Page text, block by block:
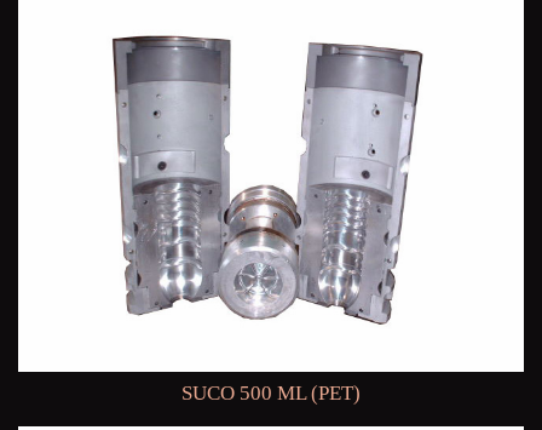
SUCO 500 ML (PET)